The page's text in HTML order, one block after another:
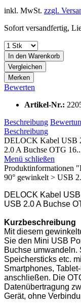
inkl. MwSt. zzgl.
Sofort versandfertig,
In den Warenkorb
Vergleichen
Merken
Bewerten
Artikel-Nr.:
Beschreibung
Beschreibung
DELOCK Kabel USB
2.0 A Buchse OTG
Menü schließen
Produktinformationen
90° gewinkelt > USB
DELOCK Kabel
USB 2.0 A Buchse
Kurzbeschreibung
Mit diesem
Sie den Mini USB
Buchse umwandeln.
Speichersticks etc.
Smartphones,
anschließen. Die
Datenübertragung
Gerät, ohne